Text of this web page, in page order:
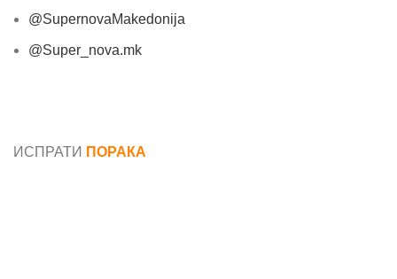
@SupernovaMakedonija
@Super_nova.mk
ИСПРАТИ ПОРАКА